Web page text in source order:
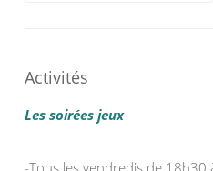
Activités
Les soirées jeux
-Tous les vendredis de 18h30